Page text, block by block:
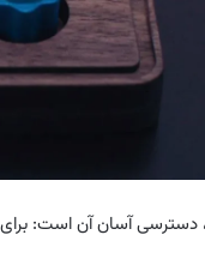
دسترسی آسان آن است: